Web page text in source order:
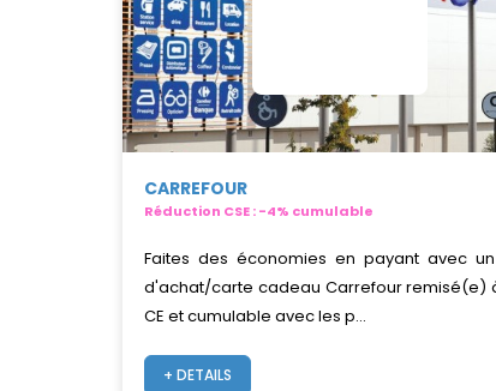
CARREFOUR
Réduction CSE : -4% cumulable
Faites des économies en payant avec
d'achat/carte cadeau Carrefour remisé(e)
CE et cumulable avec les p...
+ DETAILS